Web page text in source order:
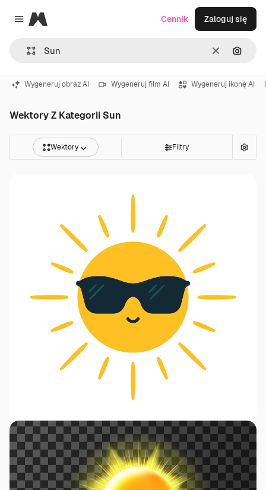
Close menu
Magnific
WyczyśćSzukaj
Cennik Zaloguj się
Wygeneruj obraz AI Wygeneruj film AI Wygeneruj ikonę AI
Wektory Z Kategorii Sun
Wektory Filtry